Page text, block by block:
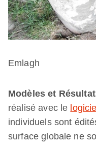
Emlagh
Modèles et
réalisé avec le logiciel
individuels sont
surface globale ne